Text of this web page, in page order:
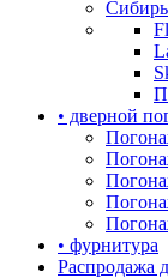
• дверной
• фурнитура
Распродажа